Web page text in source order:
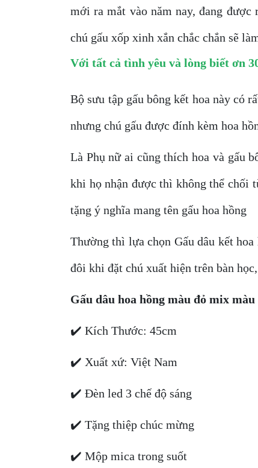
mới ra mắt vào năm nay, đang được
chú gấu xốp xinh xắn chắc chắn sẽ
Với tất cả tình yêu và lòng biết ơn
Bộ sưu tập gấu bông kết hoa này có
nhưng chú gấu được đính kèm hoa
Là Phụ nữ ai cũng thích hoa và gấu
khi họ nhận được thì không thể chối
tặng ý nghĩa mang tên gấu hoa hồng
Thường thì lựa chọn Gấu dâu kết
đôi khi đặt chú xuất hiện trên bàn
Gấu dâu hoa hồng màu đỏ mix
✔️ Kích Thước: 45cm
✔️ Xuất xứ: Việt Nam
✔️ Đèn led 3 chế độ sáng
✔️ Tặng thiệp chúc mừng
✔️ Mộp mica trong suốt